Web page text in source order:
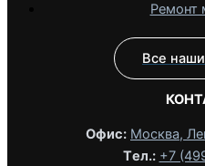
Ремонт
Все
Офис: Москва,
Tел.: +7